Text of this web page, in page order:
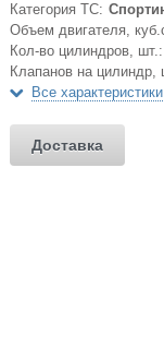
Категория ТС:
Объем двигателя,
Кол-во цилиндров, шт.:
Клапанов на цилиндр,
Все характеристики
Доставка